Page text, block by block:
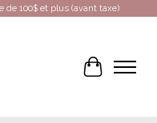
100$ et plus (avant taxe)
Cart